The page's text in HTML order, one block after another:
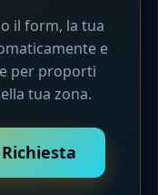
il form, la tua
e
per proporti
tua zona.